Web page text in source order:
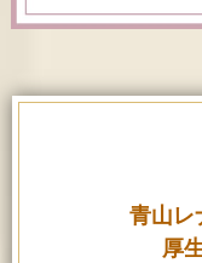
青山レ
厚